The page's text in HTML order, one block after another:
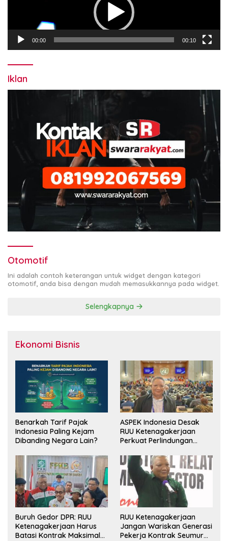
00:00 00:10
Iklan
Otomotif
Ini adalah contoh keterangan untuk widget dengan kategori
otomotif, anda bisa dengan mudah memasukkannya pada widget.
Selengkapnya
Ekonomi Bisnis
Benarkah Tarif Pajak
Indonesia Paling Kejam
Dibanding Negara Lain?
ASPEK Indonesia Desak
RUU Ketenagakerjaan
Perkuat Perlindungan
Pesangon
Buruh Gedor DPR: RUU
Ketenagakerjaan Harus
Batasi Kontrak Maksimal
RUU Ketenagakerjaan
Jangan Wariskan Generasi
Pekerja Kontrak Seumur